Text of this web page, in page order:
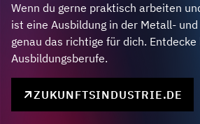
Wenn du gerne praktisch arbeiten
ist eine Ausbildung in der Metall-
genau das richtige für dich.
Ausbildungsberufe.
ZUKUNFTSINDUSTRIE.DE